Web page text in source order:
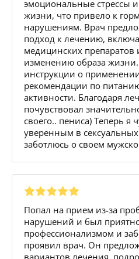
эмоциональные стрессы
жизни, что привело к
нарушениям. Врач
подход к лечению,
медицинских
изменению образа
инструкции о
рекомендации по
активности. Благодаря
почувствовал
своего.. пениса) Теперь я
уверенным в
заботлюсь о своем
Попал на прием из-за
нарушений и был
профессионализмом и
проявил врач. Он
вариантов лечения,